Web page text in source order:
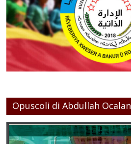
Opuscoli di Abdullah Ocalan